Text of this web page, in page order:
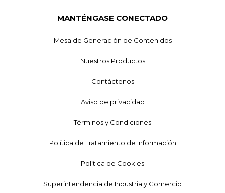
MANTÉNGASE CONECTADO
Mesa de Generación de Contenidos
Nuestros Productos
Contáctenos
Aviso de privacidad
Términos y Condiciones
Política de Tratamiento de Información
Política de Cookies
Superintendencia de Industria y Comercio